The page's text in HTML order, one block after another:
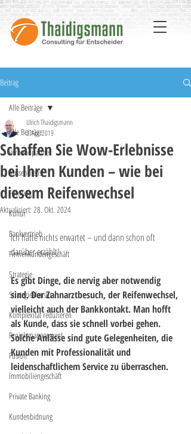
Beitrag
Alle Beiträge
Verbundpartner
Aussendienst
Führung
Kultur
Bankvertrieb
Firmenkundengeschäft
Strategie
Strategieklausur
Komplexität reduzieren
Projektmanagement
Fusion
Immobiliengeschäft
Private Banking
Kundenbidnung
Alle Beiträge
Schaffen Sie Wow-Erlebnisse
bei Ihren Kunden – wie bei
diesem Reifenwechsel
Ulrich Thaidigsmann
2. Apr. 2019
Aktualisiert: 28. Okt. 2024
Ich hatte nichts erwartet – und dann schon oft
darüber erzählt!
Es gibt Dinge, die nervig aber notwendig
sind. Der Zahnarztbesuch, der Reifenwechsel,
vielleicht auch der Bankkontakt. Man hofft
als Kunde, dass sie schnell vorbei gehen.
Solche Anlässe sind gute Gelegenheiten, die
Kunden mit Professionalität und
leidenschaftlichem Service zu überraschen.